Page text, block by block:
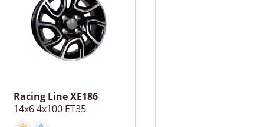
Racing Line XE186
14x6 4x100 ET35